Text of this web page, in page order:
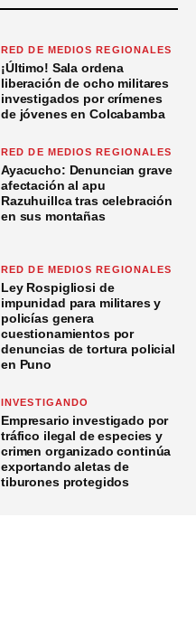
RED DE MEDIOS REGIONALES
¡Último! Sala ordena
liberación de ocho militares
investigados por crímenes
de jóvenes en Colcabamba
RED DE MEDIOS REGIONALES
Ayacucho: Denuncian grave
afectación al apu
Razuhuillca tras celebración
en sus montañas
RED DE MEDIOS REGIONALES
Ley Rospigliosi de
impunidad para militares y
policías genera
cuestionamientos por
denuncias de tortura policial
en Puno
INVESTIGANDO
Empresario investigado por
tráfico ilegal de especies y
crimen organizado continúa
exportando aletas de
tiburones protegidos